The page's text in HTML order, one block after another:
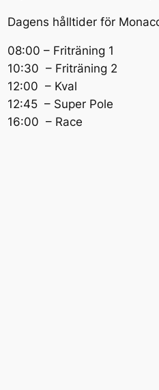
Dagens hålltider för
08:00 – Friträning 1
10:30 – Friträning 2
12:00 – Kval
12:45 – Super Pole
16:00 – Race